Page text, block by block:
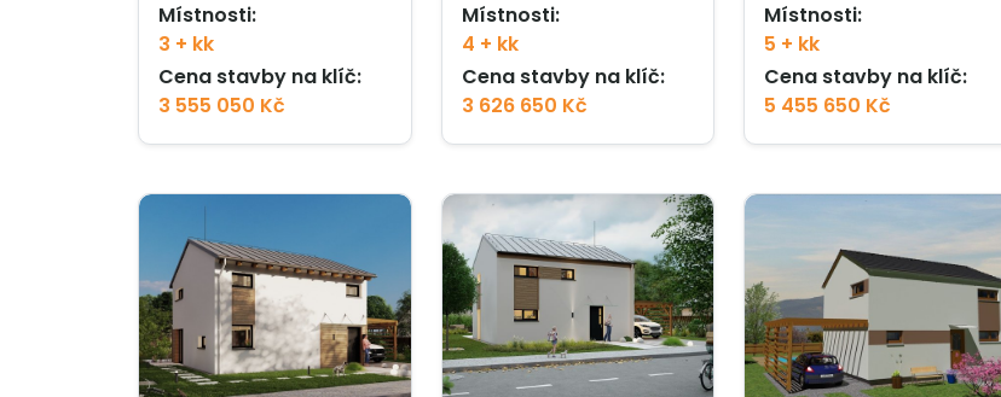
Místnosti:
3 + kk
Cena stavby na klíč:
3 555 050 Kč
Místnosti:
4 + kk
Cena stavby na klíč:
3 626 650 Kč
Místnosti:
5 + kk
Cena stavby na klíč:
5 455 650 Kč